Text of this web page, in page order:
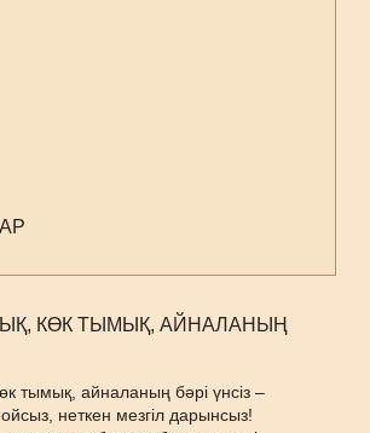
КӨК ТЫМЫҚ, АЙНАЛАНЫҢ
тымық, айналаның бәрі үнсіз –
ойсыз, неткен мезгіл дарынсыз!